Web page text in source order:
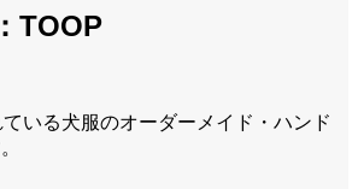
TOOP
いる犬服のオーダーメイド・ハンド